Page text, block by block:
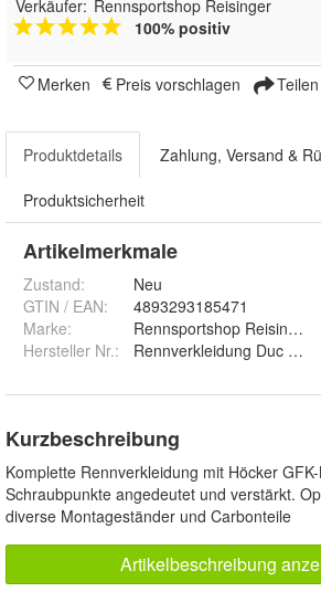
Verkäufer: Rennsportshop Reisinger
100% positiv
Merken Preis vorschlagen Teilen
Produktdetails Zahlung, Versand &
Produktsicherheit
Artikelmerkmale
Zustand:
Neu
GTIN / EAN:
4893293185471
Marke:
Rennsportshop Reisinger
Hersteller Nr.:
Rennverkleidung Duc 899
Kurzbeschreibung
Komplette Rennverkleidung mit Höcker
Schraubpunkte angedeutet und verstärkt.
diverse Montageständer und Carbonteile
Artikelbeschreibung